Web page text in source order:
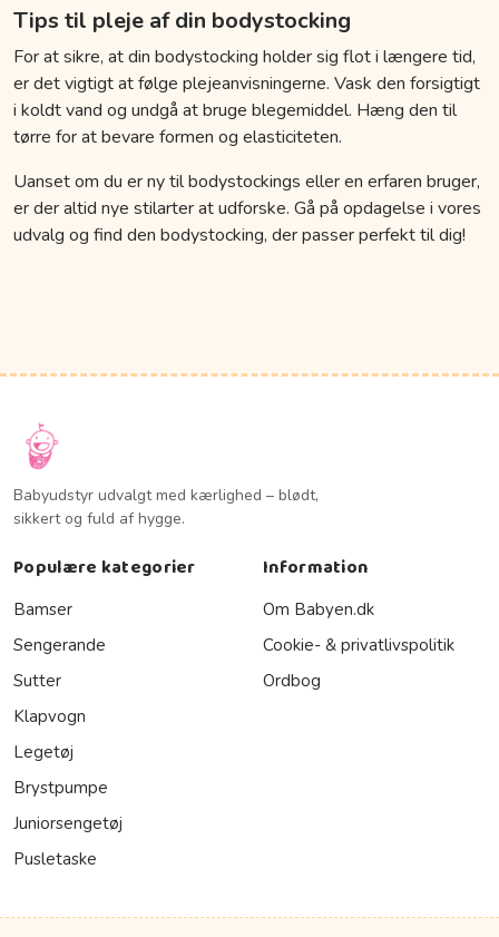
Tips til pleje af din bodystocking
For at sikre, at din bodystocking holder sig flot i længere tid,
er det vigtigt at følge plejeanvisningerne. Vask den forsigtigt
i koldt vand og undgå at bruge blegemiddel. Hæng den til
tørre for at bevare formen og elasticiteten.
Uanset om du er ny til bodystockings eller en erfaren bruger,
er der altid nye stilarter at udforske. Gå på opdagelse i vores
udvalg og find den bodystocking, der passer perfekt til dig!
Babyudstyr udvalgt med kærlighed – blødt,
sikkert og fuld af hygge.
Populære kategorier
Bamser
Sengerande
Sutter
Klapvogn
Legetøj
Brystpumpe
Juniorsengetøj
Pusletaske
Information
Om Babyen.dk
Cookie- & privatlivspolitik
Ordbog